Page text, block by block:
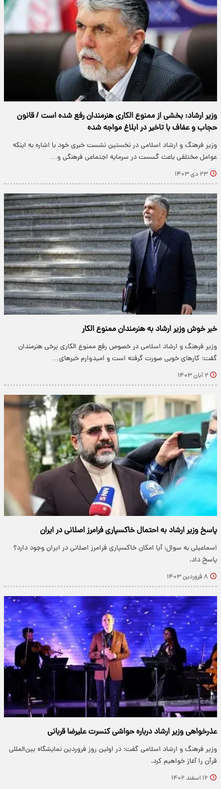
وزیر ارشاد: بخشی از ممنوع الکاری هنرمندان رفع شده است / قانون
حجاب و عفاف با تاخیر در ابلاغ مواجه شده
وزیر فرهنگ و ارشاد اسلامی در نخستین نشست خبری خود با اشاره به اینکه
عوامل مختلفی باعث گسست در سرمایه اجتماعی فرهنگی و…
۲۳ دی ۱۴۰۳
خبر خوش وزیر ارشاد به هنرمندان ممنوع الکار
وزیر فرهنگ و ارشاد اسلامی در خصوص رفع ممنوع الکاری برخی هنرمندان
گفت: کارهای خوبی صورت گرفته است و امیدوارم خبرهای…
۲ آبان ۱۴۰۳
پاسخ وزیر ارشاد به احتمال خاکسپاری فرامرز اصلانی در ایران
اسماعیلی به سوال: آیا امکان خاکسپاری فرامرز اصلانی در ایران وجود دارد؟
پاسخ داد.
۸ فروردین ۱۴۰۳
عذرخواهی وزیر ارشاد درباره حواشی کنسرت علیرضا قربانی
وزیر فرهنگ و ارشاد اسلامی گفت: در اولین روز فروردین نمایشگاه بین‌المللی
قرآن را آغاز خواهیم کرد.
۱۶ اسفند ۱۴۰۲